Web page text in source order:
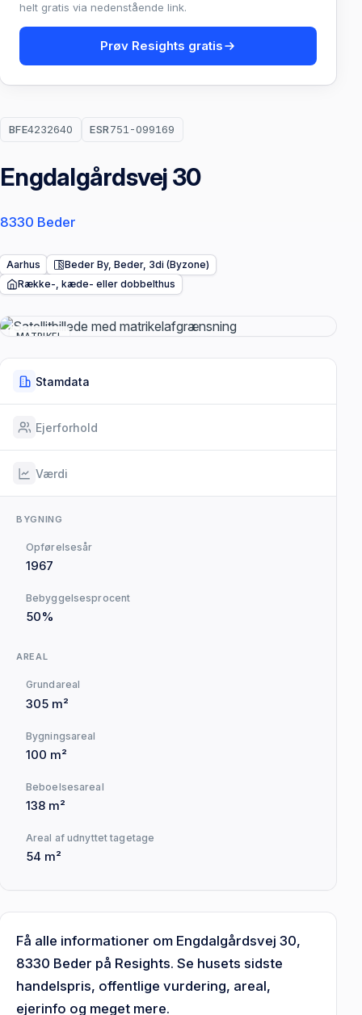
BFE4232640 ESR751-099169
Engdalgårdsvej 30
8330 Beder
Aarhus
Beder By, Beder, 3di (Byzone)
Række-, kæde- eller dobbelthus
MATRIKEL
Stamdata
Ejerforhold
Værdi
BYGNING
Opførelsesår
1967
Bebyggelsesprocent
50%
AREAL
Grundareal
305 m²
Bygningsareal
100 m²
Beboelsesareal
138 m²
Areal af udnyttet tagetage
54 m²
Få alle informationer om Engdalgårdsvej 30,
8330 Beder på Resights. Se husets sidste
handelspris, offentlige vurdering, areal,
ejerinfo og meget mere.
helt gratis via nedenstående link.
Prøv Resights gratis